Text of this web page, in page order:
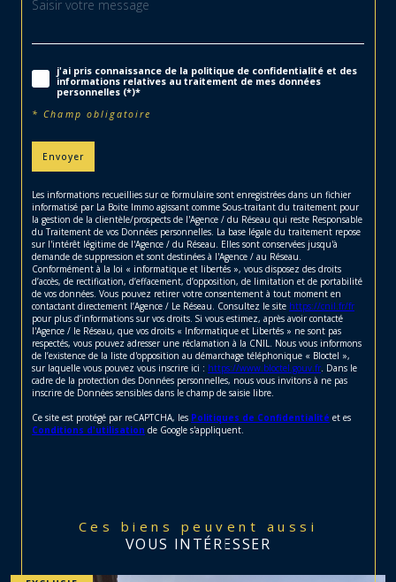
j'ai pris connaissance de la politique de confidentialité et des
informations relatives au traitement de mes données
personnelles (*)*
* Champ obligatoire
Envoyer
Les informations recueillies sur ce formulaire sont enregistrées dans un fichier
informatisé par La Boite Immo agissant comme Sous-traitant du traitement pour
la gestion de la clientèle/prospects de l'Agence / du Réseau qui reste Responsable
du Traitement de vos Données personnelles. La base légale du traitement repose
sur l'intérêt légitime de l'Agence / du Réseau. Elles sont conservées jusqu'à
demande de suppression et sont destinées à l'Agence / au Réseau.
Conformément à la loi « informatique et libertés », vous disposez des droits
d’accès, de rectification, d’effacement, d’opposition, de limitation et de portabilité
de vos données. Vous pouvez retirer votre consentement à tout moment en
contactant directement l’Agence / Le Réseau. Consultez le site https://cnil.fr/fr
pour plus d’informations sur vos droits. Si vous estimez, après avoir contacté
l'Agence / le Réseau, que vos droits « Informatique et Libertés » ne sont pas
respectés, vous pouvez adresser une réclamation à la CNIL. Nous vous informons
de l’existence de la liste d'opposition au démarchage téléphonique « Bloctel »,
sur laquelle vous pouvez vous inscrire ici : https://www.bloctel.gouv.fr. Dans le
cadre de la protection des Données personnelles, nous vous invitons à ne pas
inscrire de Données sensibles dans le champ de saisie libre.
Ce site est protégé par reCAPTCHA, les Politiques de Confidentialité et es
Conditions d'utilisation de Google s'appliquent.
Ces biens peuvent aussi
VOUS INTÉRESSER